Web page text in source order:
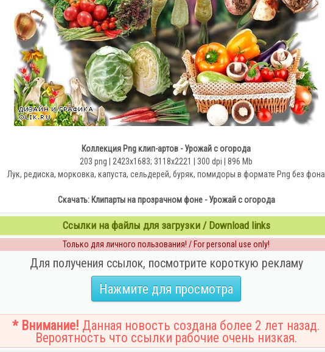
Коллекция Png клип-артов - Урожай с огорода
203 png | 2423x1683; 3118х2221 | 300 dpi | 896 Mb
Лук, редиска, морковка, капуста, сельдерей, буряк, помидоры в формате Png без фона
Скачать: Клипарты на прозрачном фоне - Урожай с огорода
Ссылки на файлы для загрузки / Download links
Только для личного пользования! / For personal use only!
Для получения ссылок, посмотрите короткую рекламу
Нажмите для просмотра
* Внимание! Данная новость создана более 2 лет назад.
Вероятность что ссылки рабочие очень низкая.